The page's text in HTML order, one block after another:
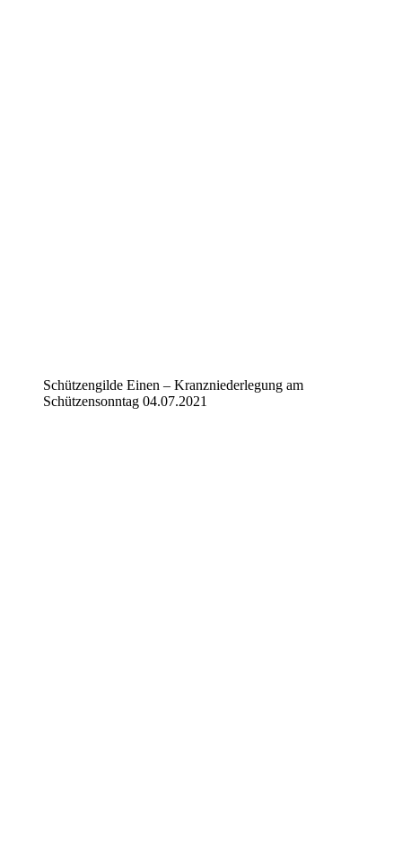
Schützengilde Einen – Kranzniederlegung am
Schützensonntag 04.07.2021